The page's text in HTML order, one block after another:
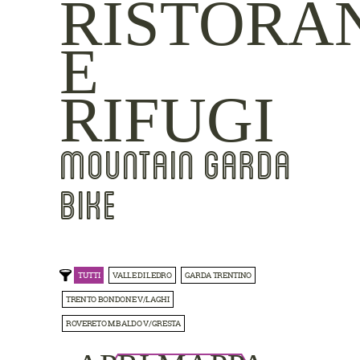
E
RIFUGI
MOUNTAIN GARDA
BIKE
TUTTI VALLE DI LEDRO GARDA TRENTINO
TRENTO BONDONE V/LAGHI
ROVERETO M.BALDO V/GRESTA